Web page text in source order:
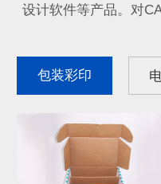
设计软件等产品。对
包装彩印